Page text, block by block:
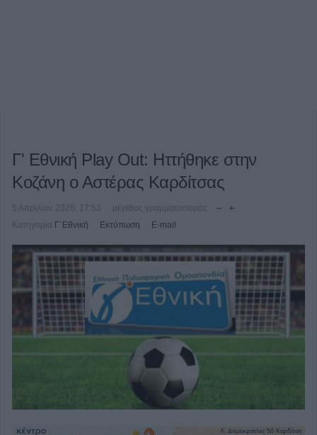
Γ' Εθνική Play Out: Ηττήθηκε στην
Κοζάνη ο Αστέρας Καρδίτσας
5 Απριλίου 2026, 17:53
μέγεθος γραμματοσειράς
Κατηγορία Γ΄Εθνική Εκτύπωση E-mail